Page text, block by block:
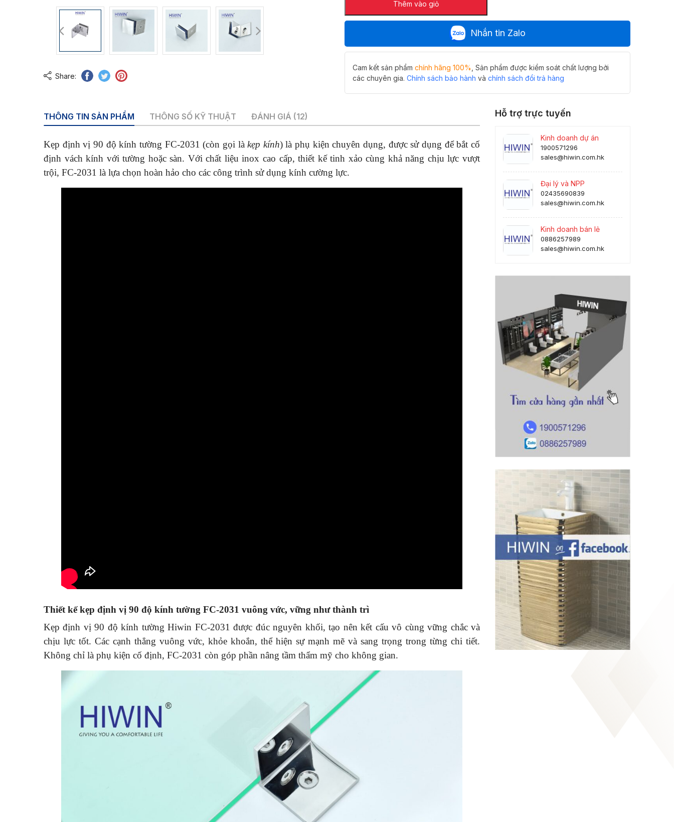
Share:
độ
kính
FC-
đúc
nguyên
Thêm vào giỏ
Nhắn tin Zalo
Cam kết sản phẩm chính hãng 100% , Sản phẩm được kiểm soát chất lượng bởi
các chuyên gia. Chính sách bảo hành và chính sách đổi trả hàng
THÔNG TIN SẢN PHẨM THÔNG SỐ KỸ THUẬT ĐÁNH GIÁ (12)
Kẹp định vị 90 độ kính tường FC-2031 (còn gọi làkẹp kính) là phụ kiện chuyên dụng, được sử dụng để bắt cố
định vách kính với tường hoặc sàn. Với chất liệu inox cao cấp, thiết kế tinh xảo cùng khả năng chịu lực vượt
trội, FC-2031 là lựa chọn hoàn hảo cho các công trình sử dụng kính cường lực.
Thiết kế kẹp định vị 90 độ kính tường FC-2031 vuông vức, vững như thành trì
Kẹp định vị 90 độ kính tường Hiwin FC-2031 được đúc nguyên khối, tạo nên kết cấu vô cùng vững chắc và
chịu lực tốt. Các cạnh thẳng vuông vức, khỏe khoắn, thể hiện sự mạnh mẽ và sang trọng trong từng chi tiết.
Không chỉ là phụ kiện cố định, FC-2031 còn góp phần nâng tầm thẩm mỹ cho không gian.
Hỗ trợ trực tuyến
Kinh doanh dự án
1900571296
sales@hiwin.com.hk
Đại lý và NPP
02435690839
sales@hiwin.com.hk
Kinh doanh bán lẻ
0886257989
sales@hiwin.com.hk